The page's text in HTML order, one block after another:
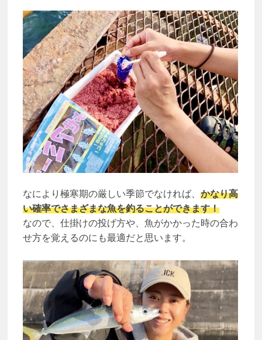
なにより極寒期の厳しい季節でなければ、 かなり高
い確率でさまざまな魚を釣ることができます！
なので、仕掛けの投げ方や、魚がかかった時の合わ
せ方を覚えるのにも最適だと思います。